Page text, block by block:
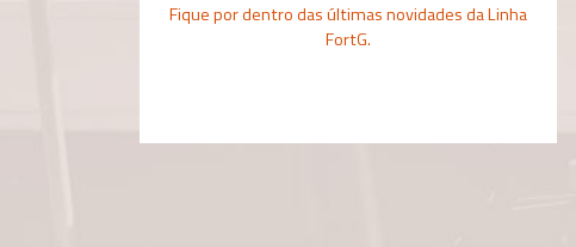
Fique por dentro das últimas novidades da Linha
FortG.